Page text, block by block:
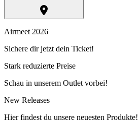
Airmeet 2026
Sichere dir jetzt dein Ticket!
Stark reduzierte Preise
Schau in unserem Outlet vorbei!
New Releases
Hier findest du unsere neuesten Produkte!